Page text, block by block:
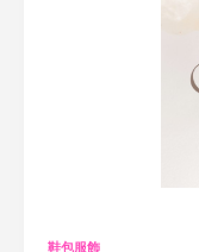
鞋包服飾